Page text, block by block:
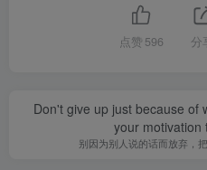
点赞 596 分
Don't give up just because of
your motivation
别因为别人说的话而放弃，